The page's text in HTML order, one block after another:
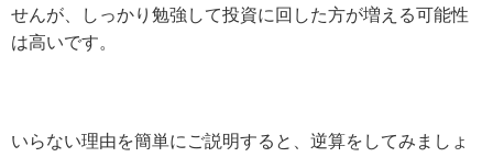
せんが、しっかり勉強して投資に回した方が増える可能性
は高いです。
いらない理由を簡単にご説明すると、逆算をしてみましょ